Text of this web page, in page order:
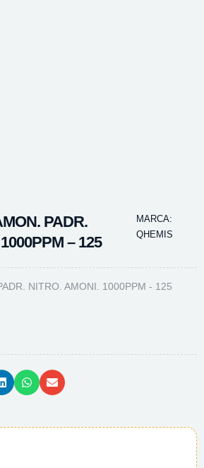
PADR.
– 125
MARCA:
QHEMIS
NITRO. AMONI. 1000PPM - 125